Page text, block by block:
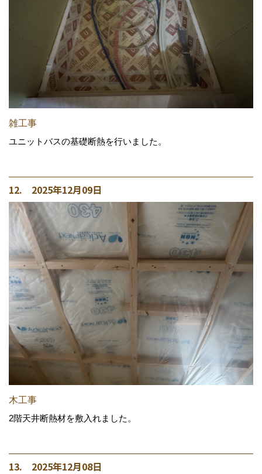
雑工事
ユニットバスの基礎断熱を行いました。
12. 2025年12月09日
木工事
2階天井断熱材を敷入れました。
13. 2025年12月08日